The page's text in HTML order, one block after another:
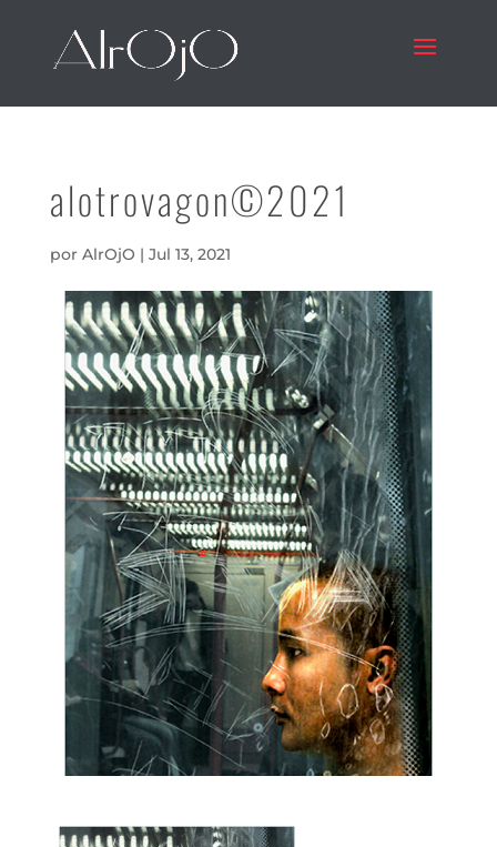
alotrovagon©2021
por AlrOjO | Jul 13, 2021